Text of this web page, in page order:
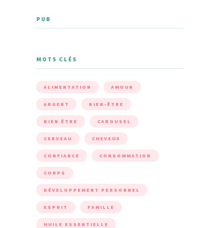
PUB
MOTS CLÉS
ALIMENTATION AMOUR
ARGENT BIEN-ÊTRE
BIEN ÊTRE CAROUSEL
CERVEAU CHEVEUX
CONFIANCE CONSOMMATION
CORPS
DÉVELOPPEMENT PERSONNEL
ESPRIT FAMILLE
HUILE ESSENTIELLE